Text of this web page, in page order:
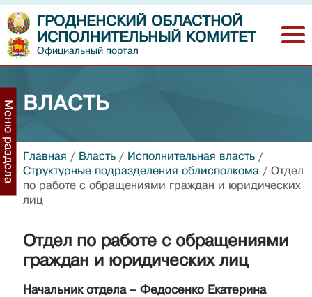
ГРОДНЕНСКИЙ ОБЛАСТНОЙ
ИСПОЛНИТЕЛЬНЫЙ КОМИТЕТ
Официальный портал
ВЛАСТЬ
Меню раздела Главная / Власть / Исполнительная власть /
Структурные подразделения облисполкома / Отдел
по работе с обращениями граждан и юридических
лиц
Отдел по работе с обращениями
граждан и юридических лиц
Начальник отдела – Федосенко Екатерина